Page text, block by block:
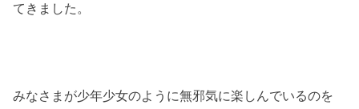
てきました。
みなさまが少年少女のように無邪気に楽しんでいるのを